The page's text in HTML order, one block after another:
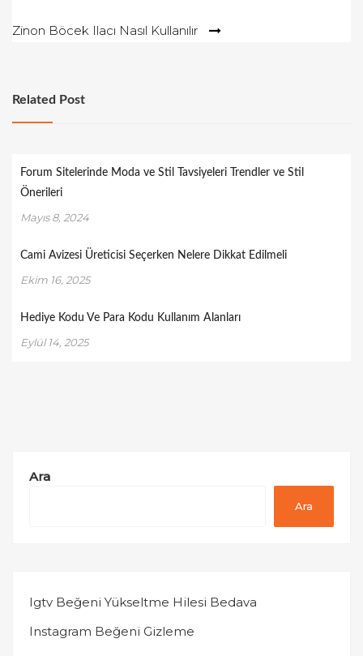
Zinon Böcek Ilacı Nasıl Kullanılır
Related Post
Forum Sitelerinde Moda ve Stil Tavsiyeleri Trendler ve Stil
Önerileri
Mayıs 8, 2024
Cami Avizesi Üreticisi Seçerken Nelere Dikkat Edilmeli
Ekim 16, 2025
Hediye Kodu Ve Para Kodu Kullanım Alanları
Eylül 14, 2025
Ara
Ara
Igtv Beğeni Yükseltme Hilesi Bedava
Instagram Beğeni Gizleme